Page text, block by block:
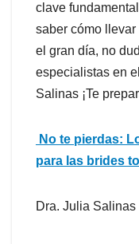
clave
saber cómo
el gran día, no
especialistas en
Salinas ¡Te
No te pierdas:
para las brides
Dra. Julia Salinas